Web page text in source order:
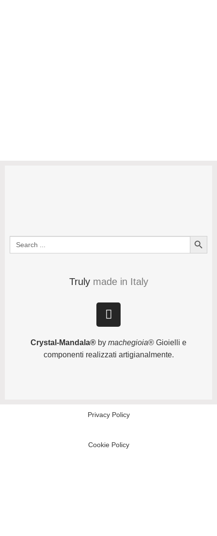
Search
for:
Search Button
Truly made in Italy
Crystal-Mandala® by machegioia® Gioielli e
componenti realizzati artigianalmente.
Privacy Policy
Cookie Policy